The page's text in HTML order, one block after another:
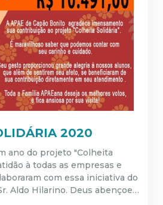
2020
ano do projeto "Colheita
à todas as empresas e
com essa iniciativa do
Aldo Hilarino. Deus abençoe…